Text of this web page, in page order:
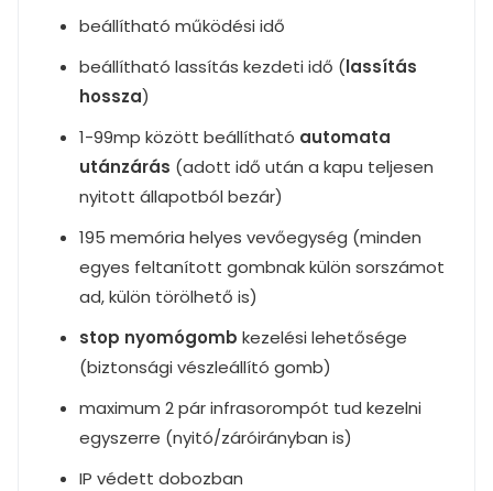
beállítható működési idő
beállítható lassítás kezdeti idő (lassítás
hossza)
1-99mp között beállítható automata
utánzárás (adott idő után a kapu teljesen
nyitott állapotból bezár)
195 memória helyes vevőegység (minden
egyes feltanított gombnak külön sorszámot
ad, külön törölhető is)
stop nyomógomb kezelési lehetősége
(biztonsági vészleállító gomb)
maximum 2 pár infrasorompót tud kezelni
egyszerre (nyitó/záróirányban is)
IP védett dobozban